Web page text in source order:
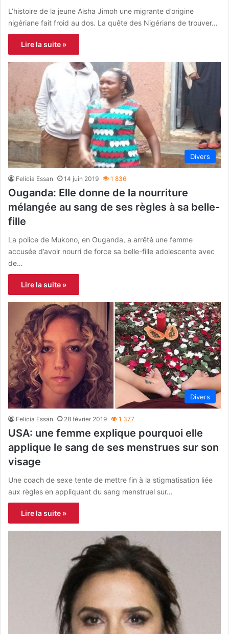
L’histoire de la jeune Aisha Jimoh une migrante d’origine
nigériane fait froid au dos. La quête des Nigérians de trouver…
Lire la suite »
Divers
Felicia Essan 14 juin 2019 1 836
Ouganda: Elle donne de la nourriture
mélangée au sang de ses règles à sa belle-
fille
La police de Mukono, en Ouganda, a arrêté une femme
accusée d’avoir nourri de force sa belle-fille adolescente avec
de…
Lire la suite »
Divers
Felicia Essan 28 février 2019 1 377
USA: une femme explique pourquoi elle
applique le sang de ses menstrues sur son
visage
Une coach de sexe tente de mettre fin à la stigmatisation liée
aux règles en appliquant du sang menstruel sur…
Lire la suite »